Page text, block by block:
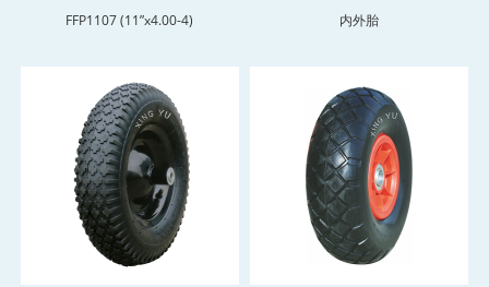
FFP1107 (11”x4.00-4) 内外胎